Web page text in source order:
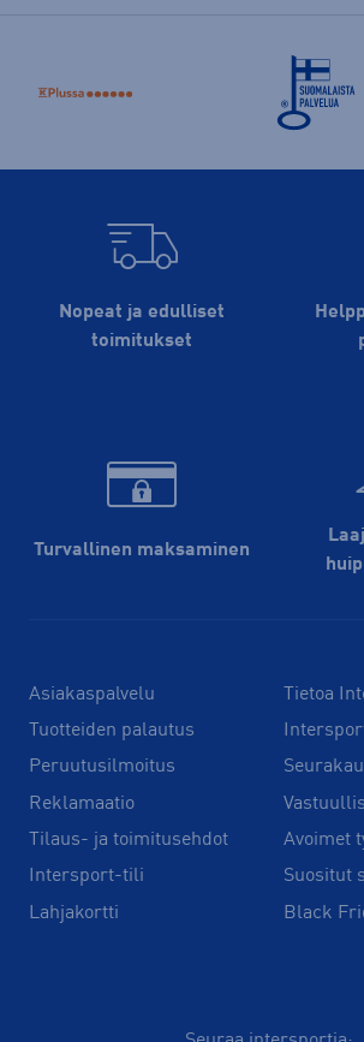
Nopeat ja edulliset
toimitukset
Turvallinen maksaminen
Asiakaspalvelu
Tuotteiden palautus
Peruutusilmoitus
Reklamaatio
Tilaus- ja toimitusehdot
Intersport-tili
Lahjakortti
Tietoa
Avoimet
Suositut
Black